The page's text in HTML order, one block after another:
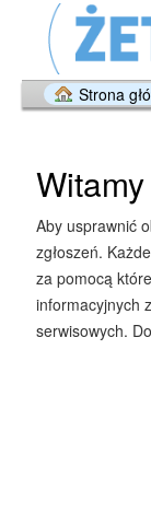
Strona
Aby usprawnić
zgłoszeń.
za pomocą
informacyjnych
serwisowych.